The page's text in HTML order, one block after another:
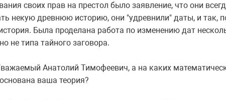
своих прав на престол было заявление, что они
некую древнюю историю, они "удревнили" даты, и так,
Была проделана работа по изменению дат
не типа тайного заговора.
Анатолий Тимофеевич, а на каких
ваша теория?